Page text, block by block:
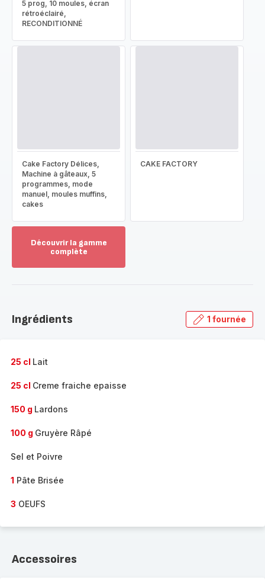
5 prog, 10 moules, écran
rétroéclairé,
RECONDITIONNÉ
Cake Factory Délices,
Machine à gâteaux, 5
programmes, mode
manuel, moules muffins,
cakes
CAKE FACTORY
Découvrir la gamme
complète
gamme
Ingrédients 1 fournée
25 cl Lait
25 cl Creme fraiche epaisse
150 g Lardons
100 g Gruyère Râpé
Sel et Poivre
1 Pâte Brisée
3 OEUFS
Accessoires